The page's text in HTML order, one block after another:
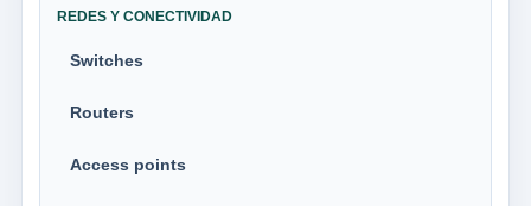
REDES Y CONECTIVIDAD
Switches
Routers
Access points